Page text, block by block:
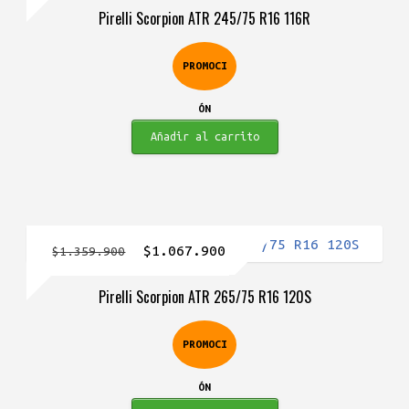
Pirelli Scorpion ATR 245/75 R16 116R
PROMOCI
ÓN
original
$846.900.
actual
es:
$845.900.
Añadir al carrito
Pirelli Scorpion ATR 265/75 R16 120S
PROMOCI
ÓN
$1.359.900
El
original
$1.359.900.
$1.067.900
actual
es:
$1.067.900.